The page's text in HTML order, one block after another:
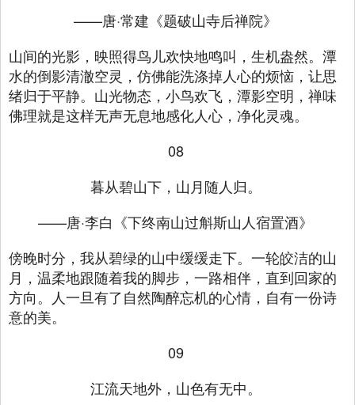
——唐·常建《题破山寺后禅院》
山间的光影，映照得鸟儿欢快地鸣叫，生机盎然。潭
水的倒影清澈空灵，仿佛能洗涤掉人心的烦恼，让思
绪归于平静。山光物态，小鸟欢飞，潭影空明，禅味
佛理就是这样无声无息地感化人心，净化灵魂。
08
暮从碧山下，山月随人归。
——唐·李白《下终南山过斛斯山人宿置酒》
傍晚时分，我从碧绿的山中缓缓走下。一轮皎洁的山
月，温柔地跟随着我的脚步，一路相伴，直到回家的
方向。人一旦有了自然陶醉忘机的心情，自有一份诗
意的美。
09
江流天地外，山色有无中。